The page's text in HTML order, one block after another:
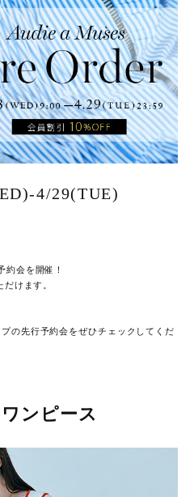
4/29(TUE)
会を開催！
けます。
の先行予約会をぜひチェックしてくだ
ンピース